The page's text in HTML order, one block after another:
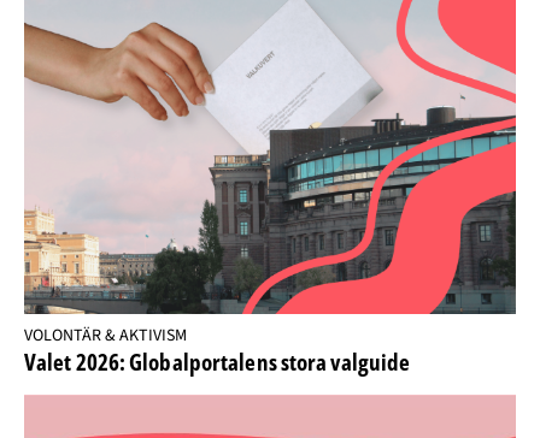
VOLONTÄR & AKTIVISM
Valet 2026: Globalportalens stora valguide